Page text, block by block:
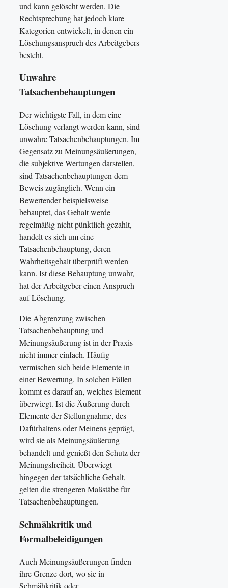
und kann gelöscht werden. Die
Rechtsprechung hat jedoch klare
Kategorien entwickelt, in denen ein
Löschungsanspruch des Arbeitgebers
besteht.
Unwahre
Tatsachenbehauptungen
Der wichtigste Fall, in dem eine
Löschung verlangt werden kann, sind
unwahre Tatsachenbehauptungen. Im
Gegensatz zu Meinungsäußerungen,
die subjektive Wertungen darstellen,
sind Tatsachenbehauptungen dem
Beweis zugänglich. Wenn ein
Bewertender beispielsweise
behauptet, das Gehalt werde
regelmäßig nicht pünktlich gezahlt,
handelt es sich um eine
Tatsachenbehauptung, deren
Wahrheitsgehalt überprüft werden
kann. Ist diese Behauptung unwahr,
hat der Arbeitgeber einen Anspruch
auf Löschung.
Die Abgrenzung zwischen
Tatsachenbehauptung und
Meinungsäußerung ist in der Praxis
nicht immer einfach. Häufig
vermischen sich beide Elemente in
einer Bewertung. In solchen Fällen
kommt es darauf an, welches Element
überwiegt. Ist die Äußerung durch
Elemente der Stellungnahme, des
Dafürhaltens oder Meinens geprägt,
wird sie als Meinungsäußerung
behandelt und genießt den Schutz der
Meinungsfreiheit. Überwiegt
hingegen der tatsächliche Gehalt,
gelten die strengeren Maßstäbe für
Tatsachenbehauptungen.
Schmähkritik und
Formalbeleidigungen
Auch Meinungsäußerungen finden
ihre Grenze dort, wo sie in
Schmähkritik oder